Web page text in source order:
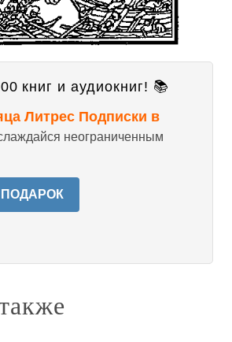
книг и аудиокниг! 📚
Литрес Подписки в
неограниченным